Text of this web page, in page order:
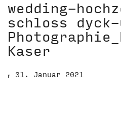
wedding-
schloss
Kaser
31. Januar 2021